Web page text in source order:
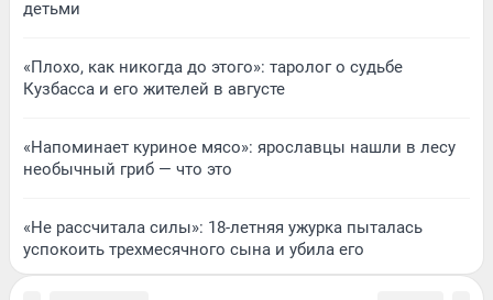
детьми
«Плохо, как никогда до этого»: таролог о судьбе
Кузбасса и его жителей в августе
«Напоминает куриное мясо»: ярославцы нашли в лесу
необычный гриб — что это
«Не рассчитала силы»: 18-летняя ужурка пыталась
успокоить трехмесячного сына и убила его